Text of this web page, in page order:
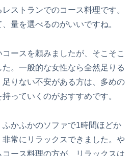
ストランでのコース料理です。
量を選べるのがいいですね。
ースを頼みましたが、そこそこ
。一般的な女性なら全然足りる
りない不安がある方は、多めの
っていくのがおすすめです。
かふかのソファで1時間ほどか
常にリラックスできました。や
ース料理の方が、リラックスは